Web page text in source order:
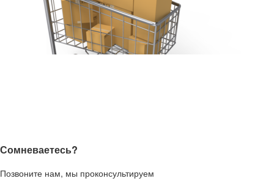
Сомневаетесь?
Позвоните нам, мы проконсультируем